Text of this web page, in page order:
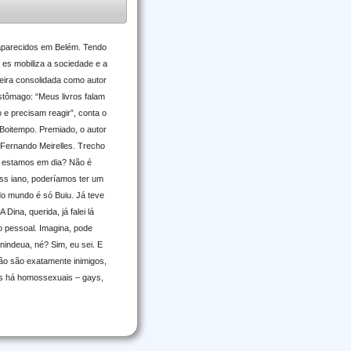
em Belém. Tendo
mobiliza a sociedade e a
consolidada como autor
“Meus livros falam
precisam reagir”, conta o
Premiado, o autor
Meirelles. Trecho
em dia? Não é
iano, poderíamos ter um
mundo é só Buiu. Já teve
Dina, querida, já falei lá
pessoal. Imagina, pode
né? Sim, eu sei. E
são exatamente inimigos,
há homossexuais – gays,